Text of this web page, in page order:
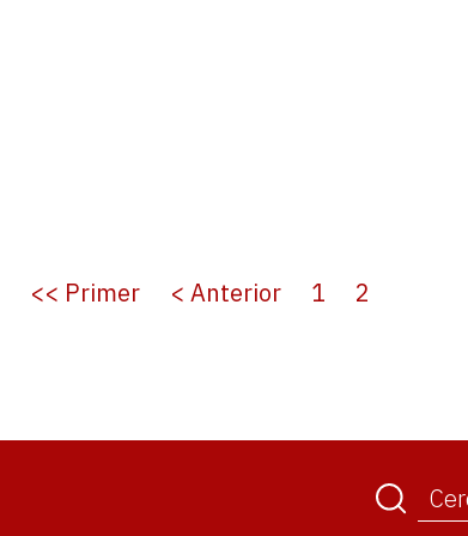
Primera
Primer
Pàgina
Anterior Page
1
Pàgina
2